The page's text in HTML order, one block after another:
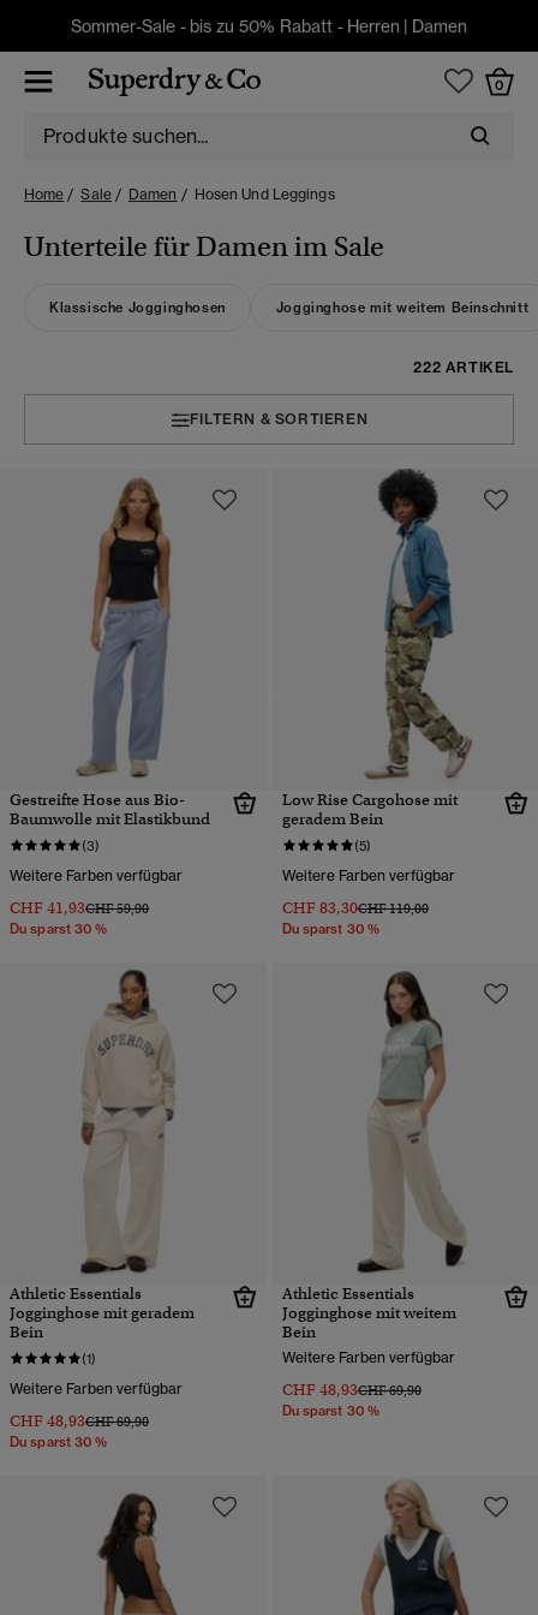
Sommer-Sale - bis zu 50% Rabatt - Herren | Damen
0
Home Sale Damen Hosen Und Leggings
Unterteile für Damen im Sale
Klassische Jogginghosen Jogginghose mit weitem Beinschnitt
222 ARTIKEL
FILTERN & SORTIEREN
Gestreifte Hose aus Bio-
Baumwolle mit Elastikbund
(3)
Weitere Farben verfügbar
CHF 41,93Preis wurde reduziert von
CHF 59,90bis
Du sparst 30 %
Low Rise Cargohose mit
geradem Bein
(5)
Weitere Farben verfügbar
CHF 83,30Preis wurde reduziert von
CHF 119,00bis
Du sparst 30 %
Athletic Essentials
Jogginghose mit geradem
Bein
(1)
Weitere Farben verfügbar
CHF 48,93Preis wurde reduziert von
CHF 69,90bis
Du sparst 30 %
Athletic Essentials
Jogginghose mit weitem
Bein
Weitere Farben verfügbar
CHF 48,93Preis wurde reduziert von
CHF 69,90bis
Du sparst 30 %